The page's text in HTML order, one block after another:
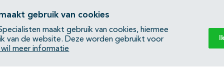
gebruik van cookies
maakt gebruik van cookies, hiermee
van de website. Deze worden gebruikt voor
wil meer informatie